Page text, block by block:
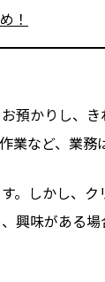
！
預かりし、
など、業務
。しかし、
興味がある